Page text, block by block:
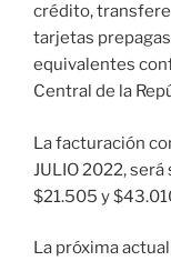
crédito,
tarjetas
equivalentes
Central de la
La facturación
JULIO 2022,
$21.505 y
La próxima